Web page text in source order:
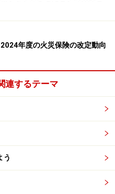
ても破損・汚損には数千円
のが一般的です。
割引、免責金額（自己負担
踏まえて、損保各社の商品
します（順不同）。
年度の火災保険の改定動向
連するテーマ
う